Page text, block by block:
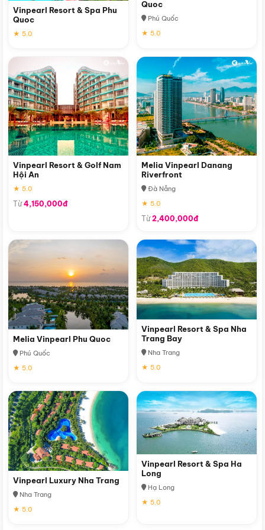
Vinpearl Resort & Spa Phu
Quoc
★ 5.0
Quoc
Phú Quốc
★ 5.0
Vinpearl Resort & Golf Nam
Hội An
★ 5.0
Từ4,150,000đ
Melia Vinpearl Danang
Riverfront
Đà Nẵng
★ 5.0
Từ2,400,000đ
Melia Vinpearl Phu Quoc
Phú Quốc
★ 5.0
Vinpearl Resort & Spa Nha
Trang Bay
Nha Trang
★ 5.0
Vinpearl Luxury Nha Trang
Nha Trang
★ 5.0
Vinpearl Resort & Spa Ha
Long
Hạ Long
★ 5.0